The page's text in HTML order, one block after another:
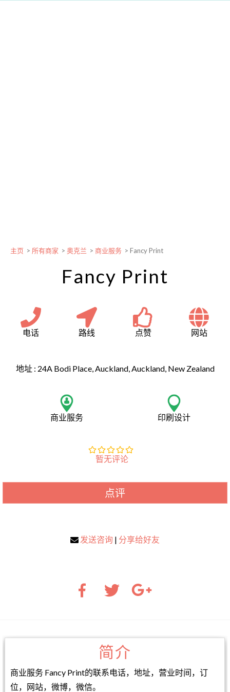
主页 > 所有商家 > 奥克兰 > 商业服务 > Fancy Print
Fancy Print
电话 路线 点赞 网站
地址 : 24A Bodi Place, Auckland, Auckland, New Zealand
商业服务 印刷设计
暂无评论
点评
发送咨询 | 分享给好友
简介
商业服务 Fancy Print的联系电话，地址，营业时间，订
位，网站，微博，微信。